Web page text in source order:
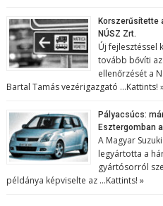
Korszerűsítette
NÚSZ Zrt.
Új fejlesztéssel
tovább bővíti
ellenőrzését a
Bartal Tamás vezérigazgató …Kattints!
Pályacsúcs:
Esztergomban
A Magyar
legyártotta a
gyártósorról
példánya képviselte az …Kattints! »